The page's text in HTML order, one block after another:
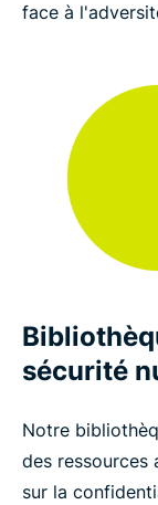
face à
sécurité
Notre
des ressources
sur la